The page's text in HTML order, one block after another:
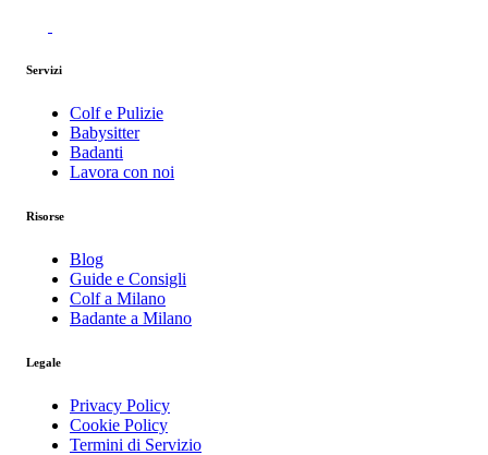
Servizi
Colf e Pulizie
Babysitter
Badanti
Lavora con noi
Risorse
Blog
Guide e Consigli
Colf a Milano
Badante a Milano
Legale
Privacy Policy
Cookie Policy
Termini di Servizio